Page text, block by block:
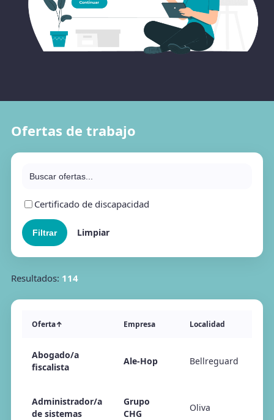
Ofertas de trabajo
Certificado de discapacidad
Limpiar
Resultados: 114
Oferta↑ Empresa Localidad
Abogado/a
fiscalista
Ale-Hop Bellreguard
Administrador/a
de sistemas
Grupo
CHG
Oliva